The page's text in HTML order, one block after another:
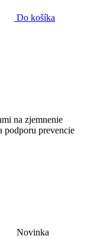
Do košíka
na zjemnenie
podporu prevencie
Novinka